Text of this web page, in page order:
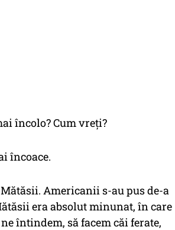
încolo? Cum vreți?
încoace.
Americanii s-au pus de-a
era absolut minunat, în care
ne întindem, să facem căi ferate,